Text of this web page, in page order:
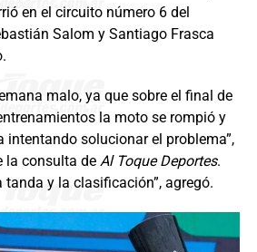
en el circuito número 6 del
Salom y Santiago Frasca
malo, ya que sobre el final de
la moto se rompió y
intentando solucionar el problema”,
la consulta de Al Toque Deportes.
tanda y la clasificación”, agregó.